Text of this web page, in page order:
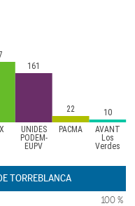
UNIDES
PODEM-
EUPV
PACMA
AVANT
Los
Verdes
161
22 10
TORREBLANCA
100 %